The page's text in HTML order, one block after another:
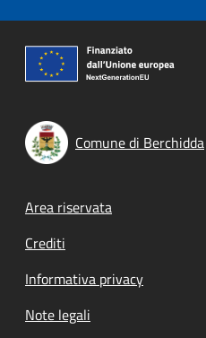
Comune di Berchidda
Footer menu
Area riservata
Crediti
Informativa privacy
Note legali